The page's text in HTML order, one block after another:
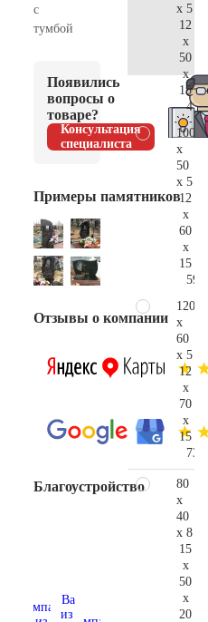
с
тумбой
Появились
вопросы о
товаре?
Консультация
специалиста
Примеры памятников
Отзывы о компании
Благоустройство
x 5
12
x
50
x
15
100
x
50
x 5
12
x
60
x
15
120
x
60
x 5
12
x
70
x
15
80
x
40
x 8
15
x
50
x
20